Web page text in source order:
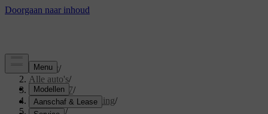
Support/
Alle auto's/
EX40 2027/
Gebruikershandleiding/
Driving/